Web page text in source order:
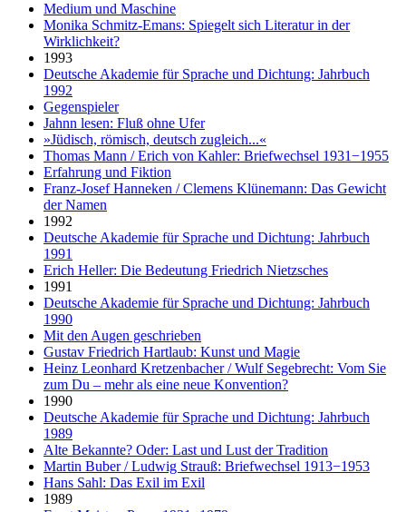
Medium und Maschine
Monika Schmitz-Emans: Spiegelt sich Literatur in der
Wirklichkeit?
1993
Deutsche Akademie für Sprache und Dichtung: Jahrbuch
1992
Gegenspieler
Jahnn lesen: Fluß ohne Ufer
»Jüdisch, römisch, deutsch zugleich...«
Thomas Mann / Erich von Kahler: Briefwechsel 1931−1955
Erfahrung und Fiktion
Franz-Josef Hanneken / Clemens Klünemann: Das Gewicht
der Namen
1992
Deutsche Akademie für Sprache und Dichtung: Jahrbuch
1991
Erich Heller: Die Bedeutung Friedrich Nietzsches
1991
Deutsche Akademie für Sprache und Dichtung: Jahrbuch
1990
Mit den Augen geschrieben
Gustav Friedrich Hartlaub: Kunst und Magie
Heinz Leonhard Kretzenbacher / Wulf Segebrecht: Vom Sie
zum Du – mehr als eine neue Konvention?
1990
Deutsche Akademie für Sprache und Dichtung: Jahrbuch
1989
Alte Bekannte? Oder: Last und Lust der Tradition
Martin Buber / Ludwig Strauß: Briefwechsel 1913−1953
Hans Sahl: Das Exil im Exil
1989